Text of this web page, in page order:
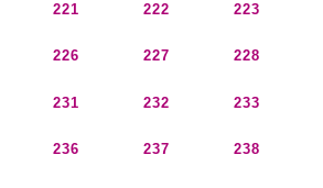
221 222 223
226 227 228
231 232 233
236 237 238